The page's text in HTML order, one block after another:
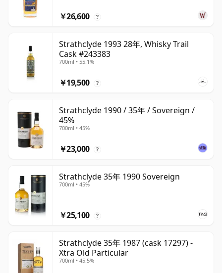
￥26,600 ?
Strathclyde 1993 28年, Whisky Trail
Cask #243383
700ml • 55.1%
￥19,500 ?
Strathclyde 1990 / 35年 / Sovereign /
45%
700ml • 45%
￥23,000 ?
Strathclyde 35年 1990 Sovereign
700ml • 45%
￥25,100 ?
Strathclyde 35年 1987 (cask 17297) -
Xtra Old Particular
700ml • 45.5%